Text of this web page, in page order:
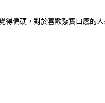
偏硬，對於喜歡紮實口感的人